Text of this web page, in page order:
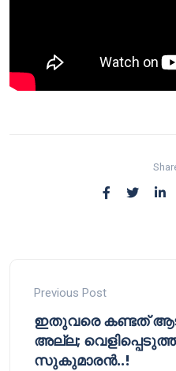
Previous Post
ഇതുവരെ കണ്ടത് ആട്
അല്ല;
സുകുമാരൻ..!